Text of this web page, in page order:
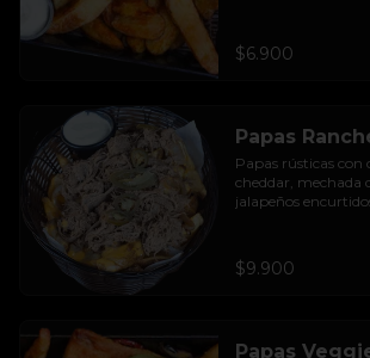
$6.900
Papas
Papas rústicas con
cheddar, mechada
jalapeños
$9.900
Papas